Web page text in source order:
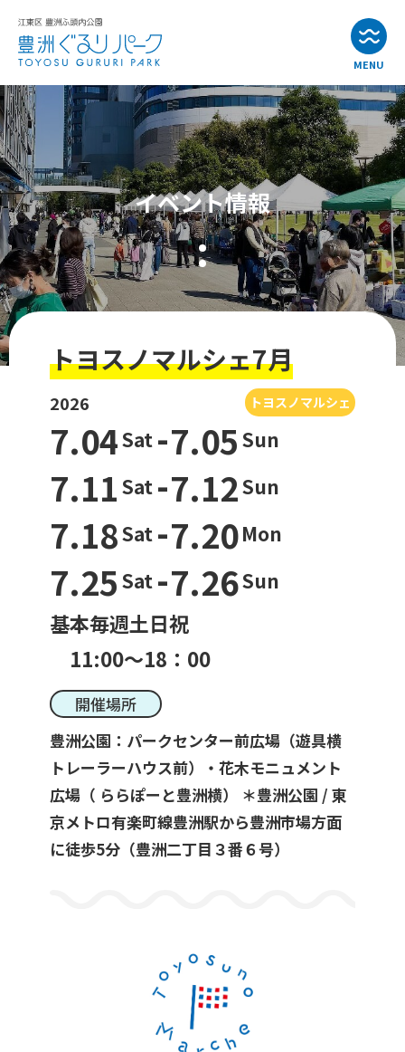
MENU
お知らせ
イベント情報
公園・施設紹介
アクセス
お問い合わせ
一般利用の方へ
公園利用ルール
ご利用について 各種申請・手続き等
イベント情報
トヨスノマルシェ7月
2026 トヨスノマルシェ
7.04Sat -7.05 Sun
7.11 Sat -7.12Sun
7.18Sat -7.20Mon
7.25 Sat -7.26Sun
基本毎週土日祝
11:00～18：00
開催場所
豊洲公園：パークセンター前広場（遊具横
トレーラーハウス前）・花木モニュメント
広場（ ららぽーと豊洲横） ＊豊洲公園 / 東
京メトロ有楽町線豊洲駅から豊洲市場方面
に徒歩5分（豊洲二丁目３番６号）